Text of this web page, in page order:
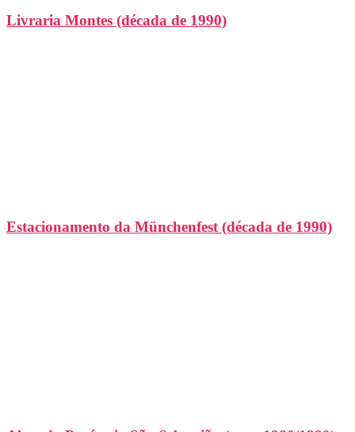
Livraria Montes (década de 1990)
Estacionamento da Münchenfest (década de 1990)